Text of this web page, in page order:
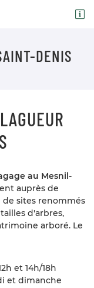

propositions
pouvez vous
TABLE !
DENIS
au Mesnil-
auprès de
de sites renommés
d'arbres,
arboré. Le
et 14h/18h
et dimanche